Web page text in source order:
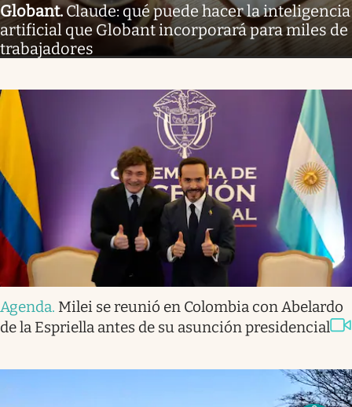
Globant.Claude: qué puede hacer la inteligencia
artificial que Globant incorporará para miles de
trabajadores
Agenda. Milei se reunió en Colombia con Abelardo
de la Espriella antes de su asunción presidencial